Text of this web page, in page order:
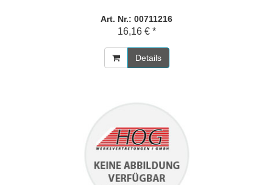
Art. Nr.: 00711216
16,16 € *
Details